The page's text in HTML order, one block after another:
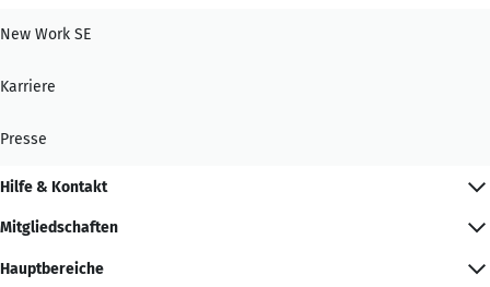
New Work SE
Karriere
Presse
Hilfe & Kontakt
Mitgliedschaften
Hauptbereiche